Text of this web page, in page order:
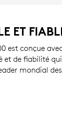
ET
est conçue
et de fiabilité
mondial
des